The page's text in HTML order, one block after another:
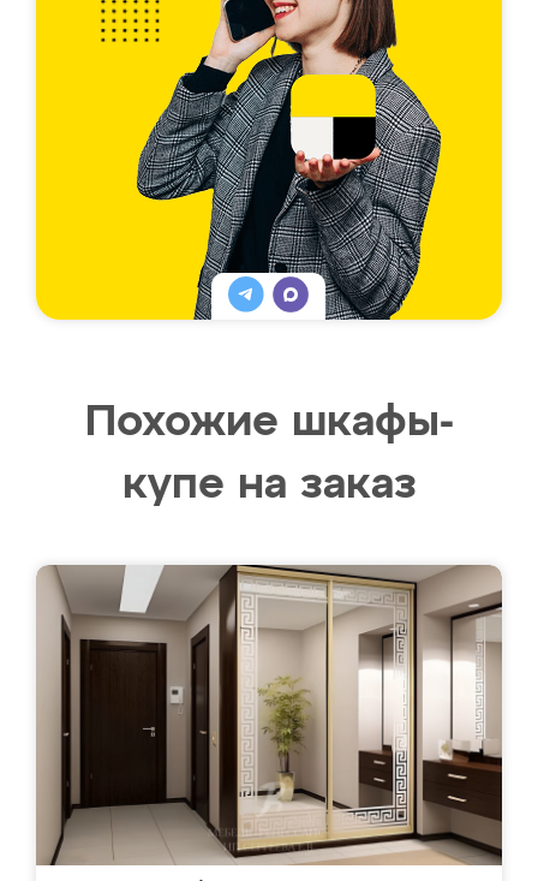
Похожие шкафы-
купе на заказ